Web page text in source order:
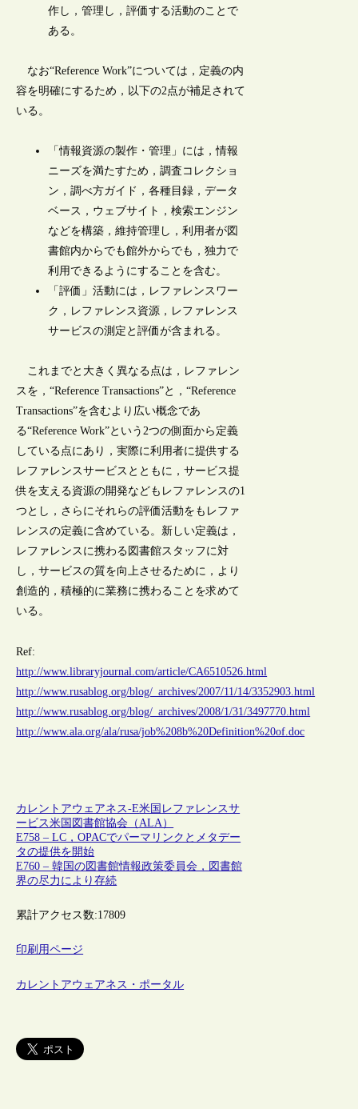
作し，管理し，評価する活動のことで
ある。
なお“Reference Work”については，定義の内
容を明確にするため，以下の2点が補足されて
いる。
「情報資源の製作・管理」には，情報
ニーズを満たすため，調査コレクショ
ン，調べ方ガイド，各種目録，データ
ベース，ウェブサイト，検索エンジン
などを構築，維持管理し，利用者が図
書館内からでも館外からでも，独力で
利用できるようにすることを含む。
「評価」活動には，レファレンスワー
ク，レファレンス資源，レファレンス
サービスの測定と評価が含まれる。
これまでと大きく異なる点は，レファレン
スを，“Reference Transactions”と，“Reference
Transactions”を含むより広い概念であ
る“Reference Work”という2つの側面から定義
している点にあり，実際に利用者に提供する
レファレンスサービスとともに，サービス提
供を支える資源の開発などもレファレンスの1
つとし，さらにそれらの評価活動をもレファ
レンスの定義に含めている。新しい定義は，
レファレンスに携わる図書館スタッフに対
し，サービスの質を向上させるために，より
創造的，積極的に業務に携わることを求めて
いる。
Ref:
http://www.libraryjournal.com/article/CA6510526.html
http://www.rusablog.org/blog/_archives/2007/11/14/3352903.html
http://www.rusablog.org/blog/_archives/2008/1/31/3497770.html
http://www.ala.org/ala/rusa/job%208b%20Definition%20of.doc
カレントアウェアネス-E米国 レファレンスサ
ービス米国図書館協会（ALA）
E758 – LC，OPACでパーマリンクとメタデー
タの提供を開始
E760 – 韓国の図書館情報政策委員会，図書館
界の尽力により存続
累計アクセス数:17809
印刷用ページ
カレントアウェアネス・ポータル